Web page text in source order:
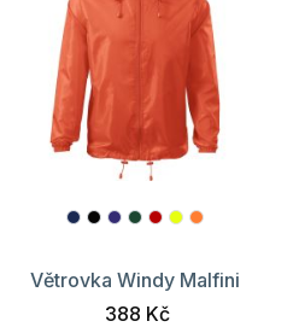
Větrovka Windy Malfini
388 Kč